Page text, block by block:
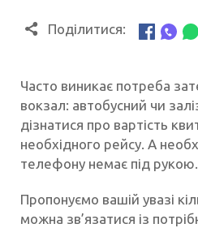
Поділитися:
Часто виникає потреба
вокзал: автобусний чи
дізнатися про вартість
необхідного рейсу. А
телефону немає під рукою.
Пропонуємо вашій увазі
можна зв’язатися із